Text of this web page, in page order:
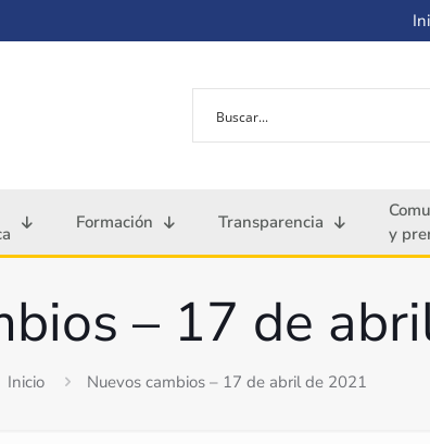
Formación Transparencia
y
– 17 de
Inicio Nuevos cambios – 17 de abril de 2021